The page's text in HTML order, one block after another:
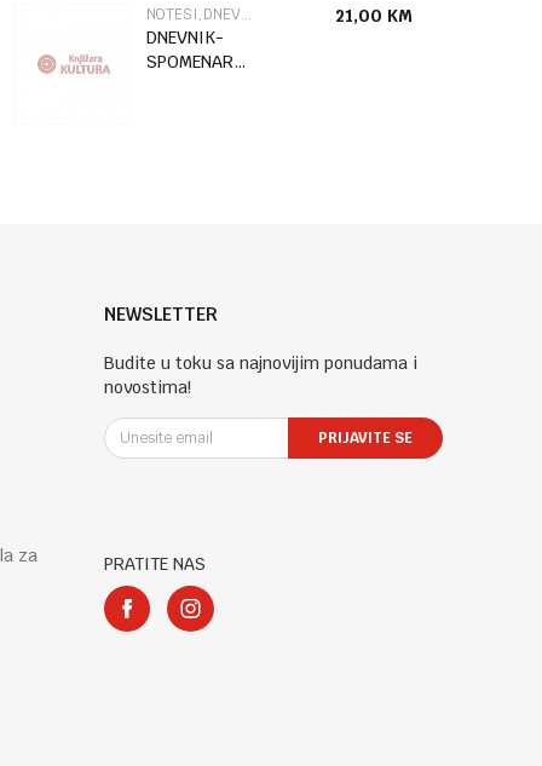
NOTESI,DNEVNICI I SPOMENARI
DNEVNIK-
SPOMENAR
21,00 KM
za
NEWSLETTER
Budite u toku sa najnovijim ponudama i
novostima!
PRIJAVITE SE
PRATITE NAS